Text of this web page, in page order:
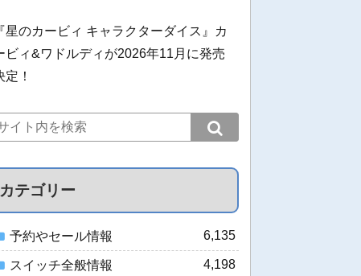
『星のカービィ キャラクターダイス』カ
ビィ&ワドルディが2026年11月に発売
定！
カテゴリー
予約やセール情報 6,135
スイッチ全般情報 4,198